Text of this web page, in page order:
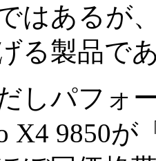
はあるが
る製品で
しパフォ
X4 9850